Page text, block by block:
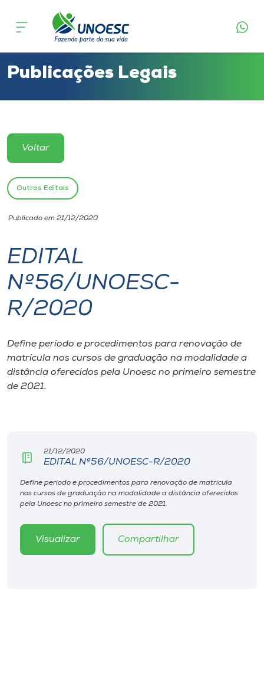
Cursos
Atendimento ao Estudante
Portal de Ensino
Unoesc
Internacionalização
I.nova
Cultura
Editora
Rádio
Museu
Publicações Legais
Voltar
Outros Editais
Publicado em 21/12/2020
EDITAL
Nº56/UNOESC-
R/2020
Define período e procedimentos para renovação de
matrícula nos cursos de graduação na modalidade a
distância oferecidos pela Unoesc no primeiro semestre
de 2021.
21/12/2020
EDITAL Nº56/UNOESC-R/2020
Define período e procedimentos para renovação de matrícula
nos cursos de graduação na modalidade a distância oferecidos
pela Unoesc no primeiro semestre de 2021.
Visualizar Compartilhar